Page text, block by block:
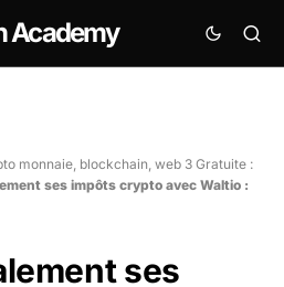
Academy
monnaie, blockchain, web 3 Gratuite :
ses impôts crypto avec Waltio :
ses